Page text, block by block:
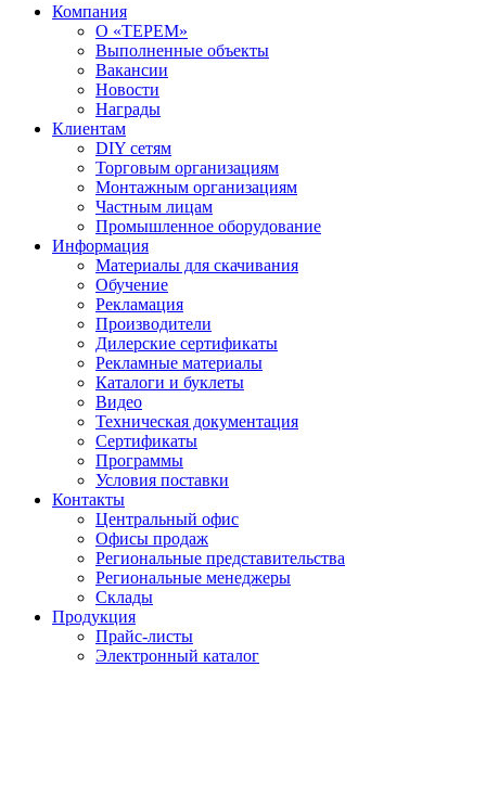
Компания
О «ТЕРЕМ»
Выполненные объекты
Вакансии
Новости
Награды
Клиентам
DIY сетям
Торговым организациям
Монтажным организациям
Частным лицам
Промышленное оборудование
Информация
Материалы для скачивания
Обучение
Рекламация
Производители
Дилерские сертификаты
Рекламные материалы
Каталоги и буклеты
Видео
Техническая документация
Сертификаты
Программы
Условия поставки
Контакты
Центральный офис
Офисы продаж
Региональные представительства
Региональные менеджеры
Склады
Продукция
Прайс-листы
Электронный каталог